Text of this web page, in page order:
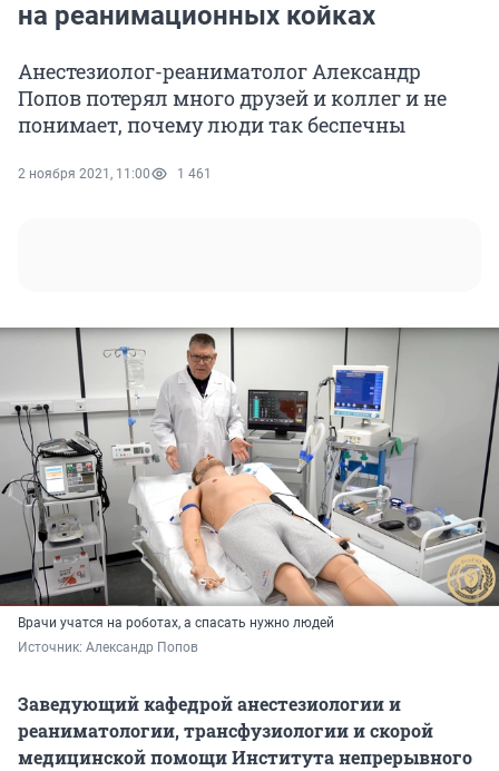
на реанимационных койках
Анестезиолог-реаниматолог Александр
Попов потерял много друзей и коллег и не
понимает, почему люди так беспечны
2 ноября 2021, 11:00 1 461
Врачи учатся на роботах, а спасать нужно людей
Источник: Александр Попов
Заведующий кафедрой анестезиологии и
реаниматологии, трансфузиологии и скорой
медицинской помощи Института непрерывного